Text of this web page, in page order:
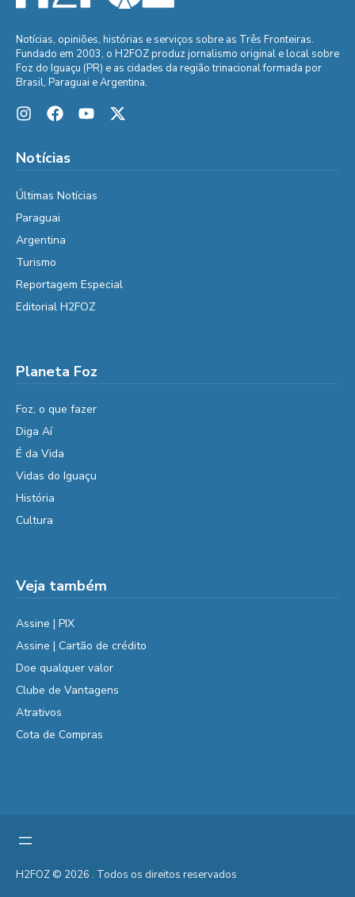
Notícias, opiniões, histórias e serviços sobre as Três Fronteiras.
Fundado em 2003, o H2FOZ produz jornalismo original e local sobre
Foz do Iguaçu (PR) e as cidades da região trinacional formada por
Brasil, Paraguai e Argentina.
Notícias
Últimas Notícias
Paraguai
Argentina
Turismo
Reportagem Especial
Editorial H2FOZ
Planeta Foz
Foz, o que fazer
Diga Aí
É da Vida
Vidas do Iguaçu
História
Cultura
Veja também
Assine | PIX
Assine | Cartão de crédito
Doe qualquer valor
Clube de Vantagens
Atrativos
Cota de Compras
H2FOZ © 2026 . Todos os direitos reservados